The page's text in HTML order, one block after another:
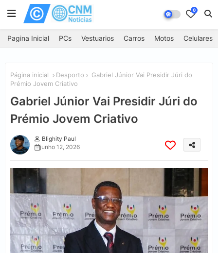
0
Pagina Inicial PCs Vestuarios Carros Motos Celulares
Página inicial Desporto
Gabriel Júnior Vai Presidir Júri do
Prémio Jovem Criativo
Gabriel Júnior Vai Presidir Júri do
Prémio Jovem Criativo
Blighity Paul
junho 12, 2026